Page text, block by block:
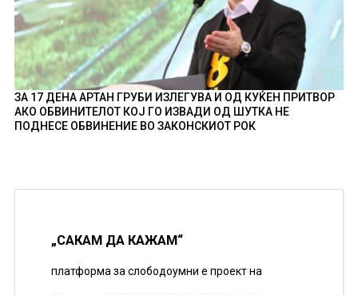
ЗА 17 ДЕНА АРТАН ГРУБИ ИЗЛЕГУВА И ОД КУЌЕН ПРИТВОР
АКО ОБВИНИТЕЛОТ КОЈ ГО ИЗВАДИ ОД ШУТКА НЕ
ПОДНЕСЕ ОБВИНЕНИЕ ВО ЗАКОНСКИОТ РОК
„САКАМ ДА КАЖАМ“
платформа за слободоумни е проект на